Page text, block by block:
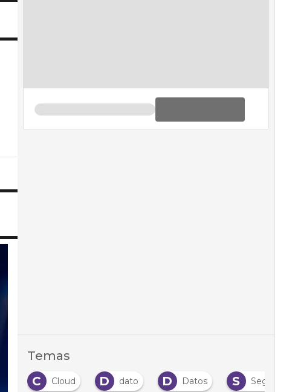
Temas
C Cloud D dato D Datos S Seguridad